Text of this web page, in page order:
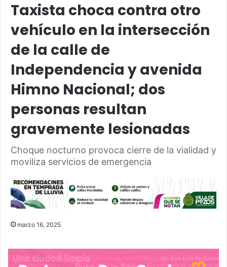
Taxista choca contra otro
vehículo en la intersección
de la calle de
Independencia y avenida
Himno Nacional; dos
personas resultan
gravemente lesionadas
Choque nocturno provoca cierre de la vialidad y
moviliza servicios de emergencia
marzo 16, 2025